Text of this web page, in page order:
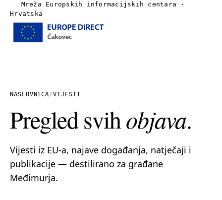
Mreža Europskih informacijskih centara ·
Hrvatska
Vijesti
Linkovi
NASLOVNICA/VIJESTI
Pregled svihobjava.
Vijesti iz EU-a, najave događanja, natječaji i
publikacije — destilirano za građane
Međimurja.